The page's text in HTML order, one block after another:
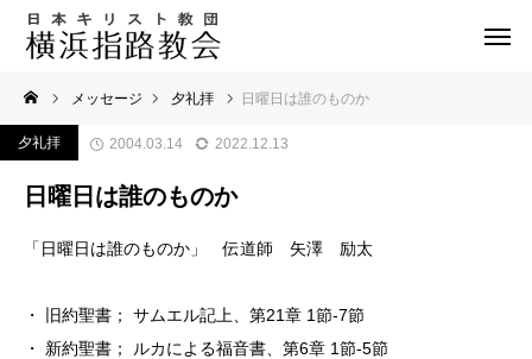
メッセージ 夕礼拝 日曜日は誰のものか
夕礼拝 2004.03.14 2022.12.13
日曜日は誰のものか
「日曜日は誰のものか」 伝道師 矢澤 励太
・ 旧約聖書； サムエル記上、第21章 1節-7節
・ 新約聖書； ルカによる福音書、第6章 1節-5節